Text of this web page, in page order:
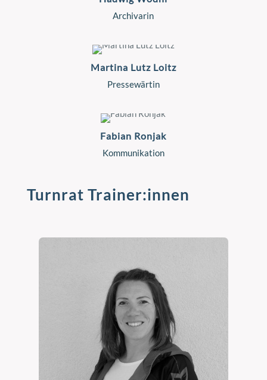
Archivarin
Martina Lutz Loitz
Pressewärtin
Fabian Ronjak
Kommunikation
Turnrat Trainer:innen